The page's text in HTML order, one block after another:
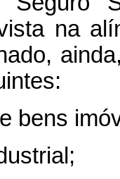
na
bens